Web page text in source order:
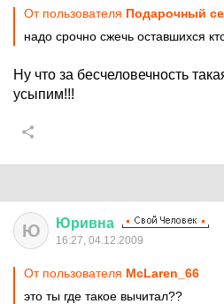
От пользователя Подарочный
надо срочно сжечь оставшихся
Ну что за бесчеловечность
усыпим!!!
Ю Юривна
16:27, 04.12.2009
От пользователя McLaren_66
это ты где такое вычитал??